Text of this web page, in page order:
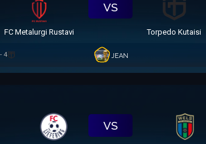
FC Metalurgi Rustavi
VS
Torpedo Kutaisi
4 JEAN
VS